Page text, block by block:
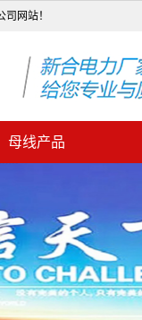
网站！
母线产品